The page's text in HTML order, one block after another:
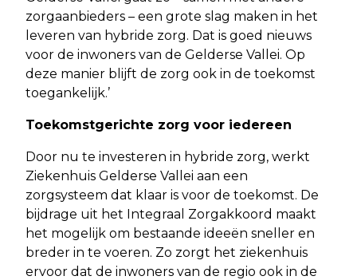
zorgaanbieders – een grote slag maken in het
leveren van hybride zorg. Dat is goed nieuws
voor de inwoners van de Gelderse Vallei. Op
deze manier blijft de zorg ook in de toekomst
toegankelijk.’
Toekomstgerichte zorg voor iedereen
Door nu te investeren in hybride zorg, werkt
Ziekenhuis Gelderse Vallei aan een
zorgsysteem dat klaar is voor de toekomst. De
bijdrage uit het Integraal Zorgakkoord maakt
het mogelijk om bestaande ideeën sneller en
breder in te voeren. Zo zorgt het ziekenhuis
ervoor dat de inwoners van de regio ook in de